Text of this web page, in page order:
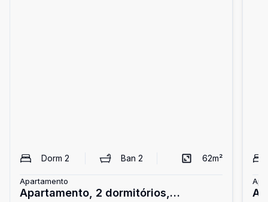
Dorm 2 Ban2 62m²
Apartamento
Apartamento, 2 dormitórios,